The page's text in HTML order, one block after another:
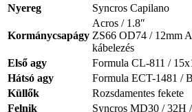
Nyereg
Syncros Capilano
Kormánycsapágy
Acros / 1.8″
ZS66 OD74 / 12mm
kábelezés
Első agy
Formula CL-811 /
Hátsó agy
Formula ECT-1481 /
Küllők
Rozsdamentes fekete
Felnik
Syncros MD30 / 32H